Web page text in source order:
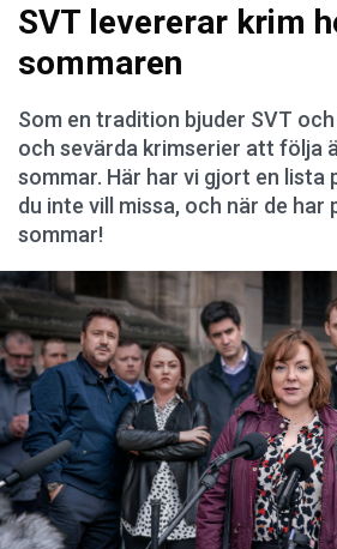
SVT levererar krim
sommaren
Som en tradition bjuder SVT
och sevärda krimserier att följa
sommar. Här har vi gjort en lista
du inte vill missa, och när de har
sommar!